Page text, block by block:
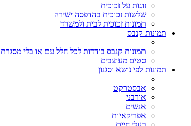
זוגות על זכוכית
שלשות זכוכית בהדפסה ישירה
תמונות זכוכית לבית ולמשרד
תמונות קנבס
תמונות קנבס בודדות לכל חלל עם או בלי מסגרת
סטים מעוצבים
תמונות לפי נושא וסגנון
אבסטרקט
אורבני
אנשים
אפריקאיות